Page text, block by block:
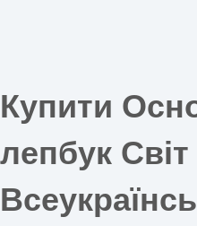
Купити
лепбук